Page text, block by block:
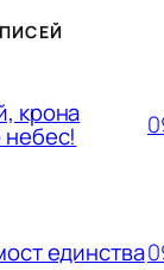
крона
небес!
единства